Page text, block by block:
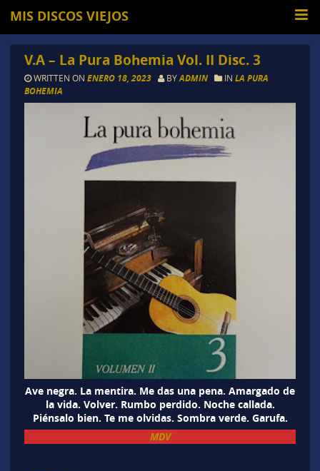
MIS DISCOS VIEJOS
V.A – La Pura Bohemia Vol. II Disc. 3
WRITTEN ON ENERO 18, 2023 BYADMIN IN LA PURA
BOHEMIA
Ave negra. La mentira. Me das una pena. Amargado de
la vida. Volver. Rumbo perdido. Noche callada.
Piénsalo bien. Te me olvidas. Sombra verde. Garufa.
MDV